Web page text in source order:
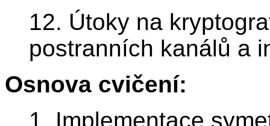
12. Útoky na
postranních kanálů a
Osnova cvičení:
1. Implementace